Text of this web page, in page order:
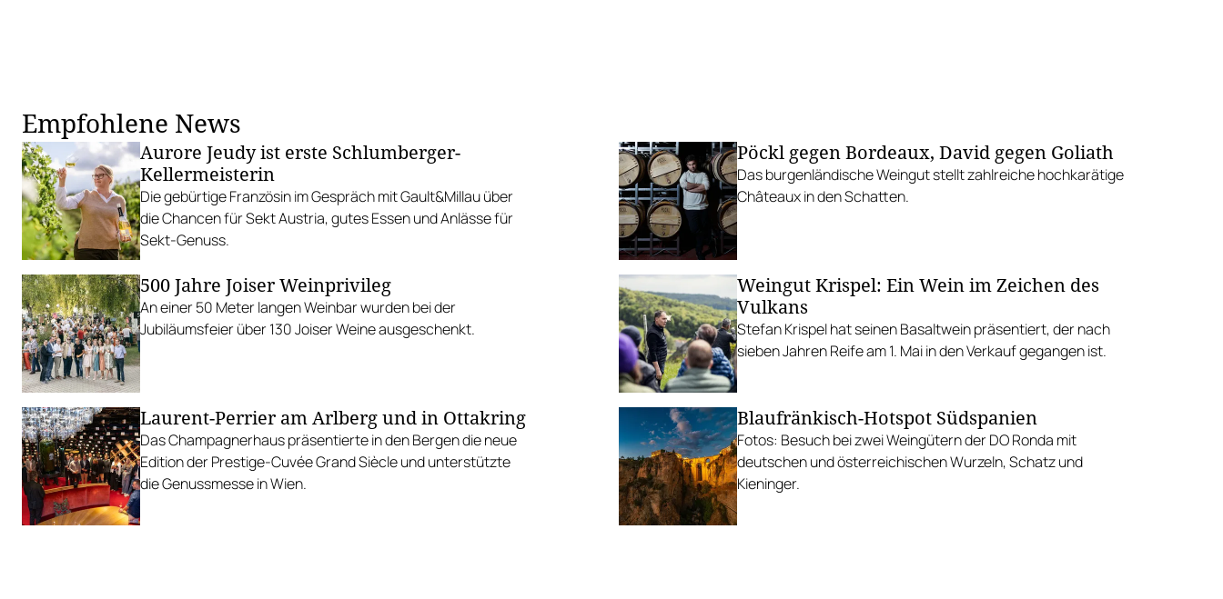
Empfohlene News
Aurore Jeudy ist erste Schlumberger-
Kellermeisterin
Die gebürtige Französin im Gespräch mit Gault&Millau über
die Chancen für Sekt Austria, gutes Essen und Anlässe für
Sekt-Genuss.
Pöckl gegen Bordeaux, David gegen Goliath
Das burgenländische Weingut stellt zahlreiche hochkarätige
Châteaux in den Schatten.
500 Jahre Joiser Weinprivileg
An einer 50 Meter langen Weinbar wurden bei der
Jubiläumsfeier über 130 Joiser Weine ausgeschenkt.
Weingut Krispel: Ein Wein im Zeichen des
Vulkans
Stefan Krispel hat seinen Basaltwein präsentiert, der nach
sieben Jahren Reife am 1. Mai in den Verkauf gegangen ist.
Laurent-Perrier am Arlberg und in Ottakring
Das Champagnerhaus präsentierte in den Bergen die neue
Edition der Prestige-Cuvée Grand Siècle und unterstützte
die Genussmesse in Wien.
Blaufränkisch-Hotspot Südspanien
Fotos: Besuch bei zwei Weingütern der DO Ronda mit
deutschen und österreichischen Wurzeln, Schatz und
Kieninger.